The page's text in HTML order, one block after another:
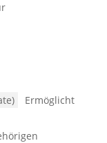
Ermöglicht